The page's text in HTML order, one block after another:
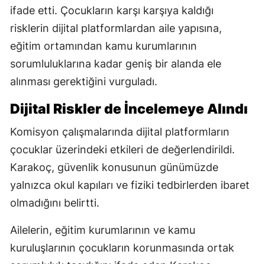
ifade etti. Çocukların karşı karşıya kaldığı
risklerin dijital platformlardan aile yapısına,
eğitim ortamından kamu kurumlarının
sorumluluklarına kadar geniş bir alanda ele
alınması gerektiğini vurguladı.
Dijital Riskler de İncelemeye Alındı
Komisyon çalışmalarında dijital platformların
çocuklar üzerindeki etkileri de değerlendirildi.
Karakoç, güvenlik konusunun günümüzde
yalnızca okul kapıları ve fiziki tedbirlerden ibaret
olmadığını belirtti.
Ailelerin, eğitim kurumlarının ve kamu
kuruluşlarının çocukların korunmasında ortak